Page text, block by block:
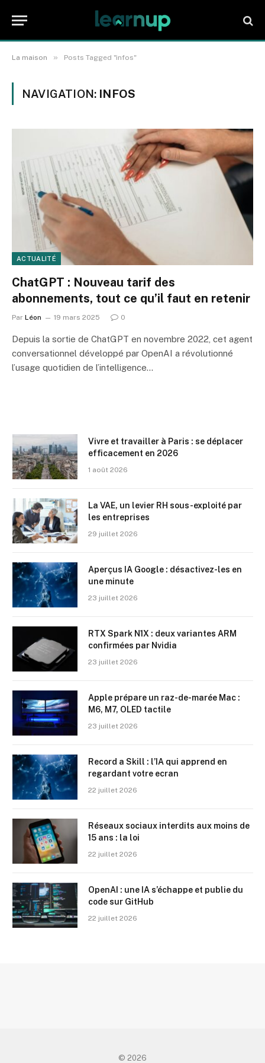
La maison » Posts Tagged "infos"
NAVIGATION: INFOS
ACTUALITÉ
ChatGPT : Nouveau tarif des
abonnements, tout ce qu’il faut en retenir
Par Léon 19 mars 2025 0
Depuis la sortie de ChatGPT en novembre 2022, cet agent
conversationnel développé par OpenAI a révolutionné
l’usage quotidien de l’intelligence…
Vivre et travailler à Paris : se déplacer
efficacement en 2026
1 août 2026
La VAE, un levier RH sous-exploité par
les entreprises
29 juillet 2026
Aperçus IA Google : désactivez-les en
une minute
23 juillet 2026
RTX Spark N1X : deux variantes ARM
confirmées par Nvidia
23 juillet 2026
Apple prépare un raz-de-marée Mac :
M6, M7, OLED tactile
23 juillet 2026
Record a Skill : l’IA qui apprend en
regardant votre ecran
22 juillet 2026
Réseaux sociaux interdits aux moins de
15 ans : la loi
22 juillet 2026
OpenAI : une IA s’échappe et publie du
code sur GitHub
22 juillet 2026
© 2026